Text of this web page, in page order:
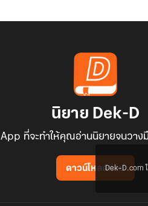
นิยาย Dek-D
App ที่จะทำให้คุณอ่านนิยายจนวาง
ดาวน์โหลดแอป
Dek-D.com